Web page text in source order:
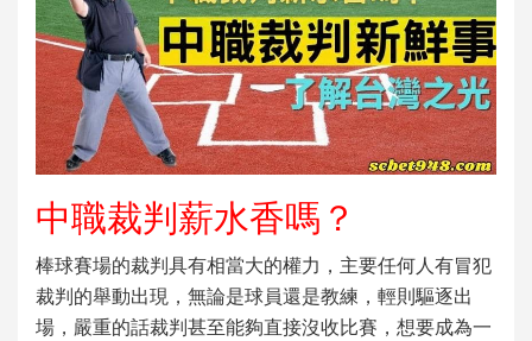
中職裁判薪水香嗎？
棒球賽場的裁判具有相當大的權力，主要任何人有冒犯
裁判的舉動出現，無論是球員還是教練，輕則驅逐出
場，嚴重的話裁判甚至能夠直接沒收比賽，想要成為一